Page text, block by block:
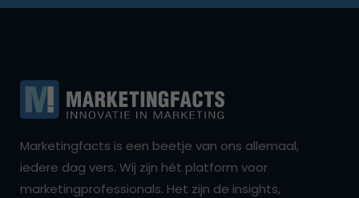
Marketingfacts is een beetje van ons allemaal,
iedere dag vers. Wij zijn hét platform voor
marketingprofessionals. Het zijn de insights,